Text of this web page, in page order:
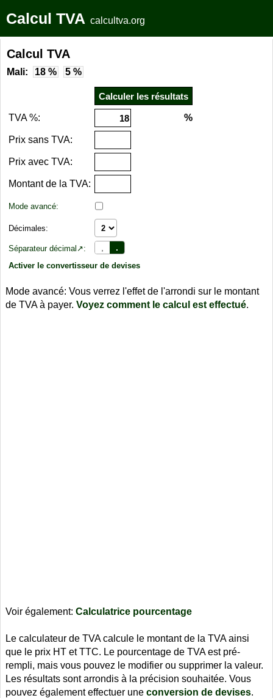
Calcul TVA calcultva.org
Calcul TVA
Mali: 18 % 5 %
TVA %: %
Prix sans TVA:
Prix avec TVA:
Montant de la TVA:
Mode avancé:
Décimales:
Séparateur décimal↗: .
Activer le convertisseur de devises
Mode avancé: Vous verrez l'effet de l'arrondi sur le montant
de TVA à payer. Voyez comment le calcul est effectué.
Voir également: Calculatrice pourcentage
Le calculateur de TVA calcule le montant de la TVA ainsi
que le prix HT et TTC. Le pourcentage de TVA est pré-
rempli, mais vous pouvez le modifier ou supprimer la valeur.
Les résultats sont arrondis à la précision souhaitée. Vous
pouvez également effectuer une conversion de devises.